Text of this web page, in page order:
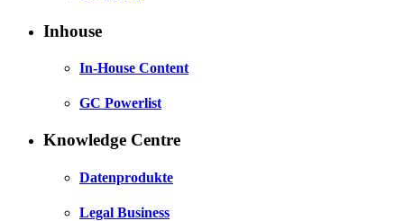
Inhouse
In-House Content
GC Powerlist
Knowledge Centre
Datenprodukte
Legal Business